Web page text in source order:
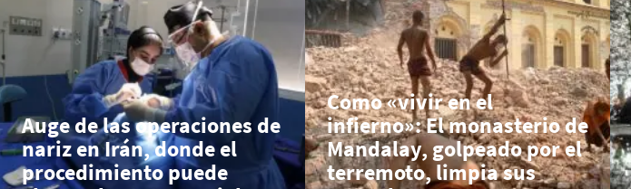
Auge de las operaciones de
nariz en Irán, donde el
procedimiento puede
Como «vivir en el
infierno»: El monasterio de
Mandalay, golpeado por el
terremoto, limpia sus